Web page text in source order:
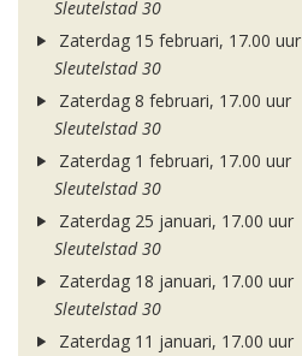
Sleutelstad 30
Zaterdag 15 februari, 17.00 uur
Sleutelstad 30
Zaterdag 8 februari, 17.00 uur
Sleutelstad 30
Zaterdag 1 februari, 17.00 uur
Sleutelstad 30
Zaterdag 25 januari, 17.00 uur
Sleutelstad 30
Zaterdag 18 januari, 17.00 uur
Sleutelstad 30
Zaterdag 11 januari, 17.00 uur